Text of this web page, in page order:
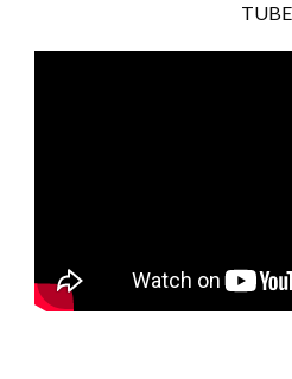
TUBE